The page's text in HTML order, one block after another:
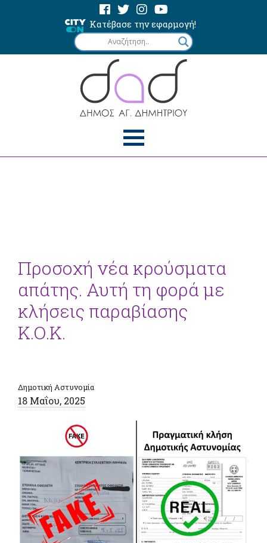
Κατέβασε την εφαρμογή!
Προσοχή νέα κρούσματα
απάτης. Αυτή τη φορά με
κλήσεις παραβίασης
Κ.Ο.Κ.
Δημοτική Αστυνομία
18 Μαΐου, 2025